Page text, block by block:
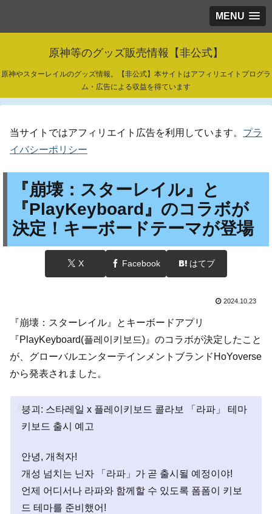
MENU
原神等のグッズ販売情報【非公式】
原神やスターレイルのグッズ情報。【非公式】本サイトはアフィリエイトプログラ
ム・広告による収益を得ています
当サイトではアフィリエイト広告を利用しています。 プラ
イバシーポリシー
『崩壊：スターレイル』と
『PlayKeyboard』のコラボが
決定！キーボードテーマが登場
X Facebook はてブ
2024.10.23
『崩壊：スターレイル』とキーボードアプリ
『PlayKeyboard(플레이키보드)』のコラボが決定したこと
が、グローバルエンターテインメントブランドHoYoverse
から発表されました。
붕괴: 스타레일 x 플레이키보드 콜라보 「라파」 테마
키보드 출시 예고
안녕, 개척자!
개성 넘치는 닌자 「라파」가 곧 출시될 예정이야!
언제 어디서나 라파와 함께할 수 있도록 폼폼이 키보
드 테마를 준비했어!